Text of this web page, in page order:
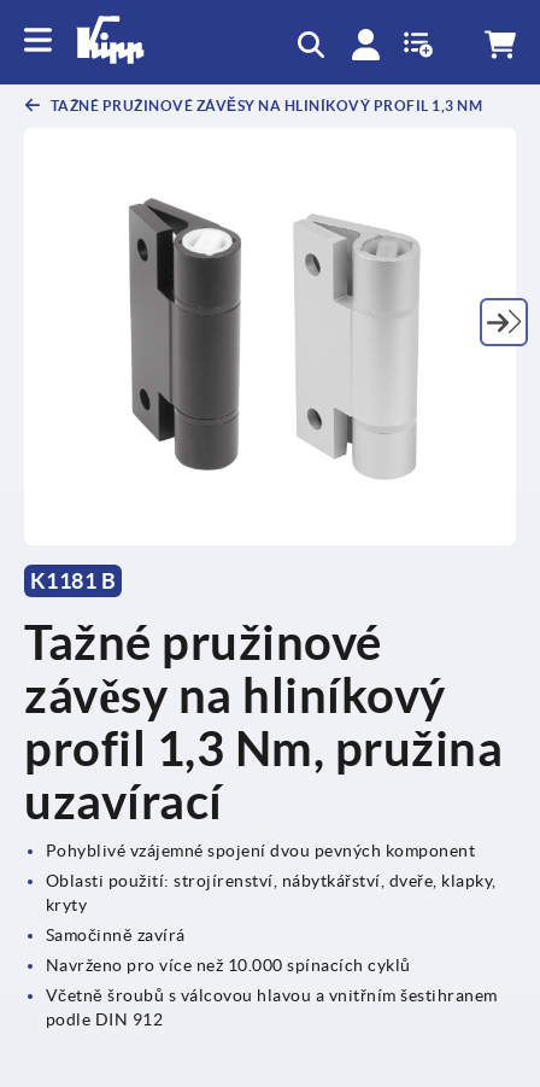
TAŽNÉ PRUŽINOVÉ ZÁVĚSY NA HLINÍKOVÝ PROFIL 1,3 NM
K1181 B
Tažné pružinové
závěsy na hliníkový
profil 1,3 Nm, pružina
uzavírací
Pohyblivé vzájemné spojení dvou pevných komponent
Oblasti použití: strojírenství, nábytkářství, dveře, klapky,
kryty
Samočinně zavírá
Navrženo pro více než 10.000 spínacích cyklů
Včetně šroubů s válcovou hlavou a vnitřním šestihranem
podle DIN 912